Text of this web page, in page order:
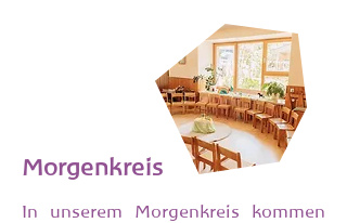
Morgenkreis
In unserem Morgenkreis kommen